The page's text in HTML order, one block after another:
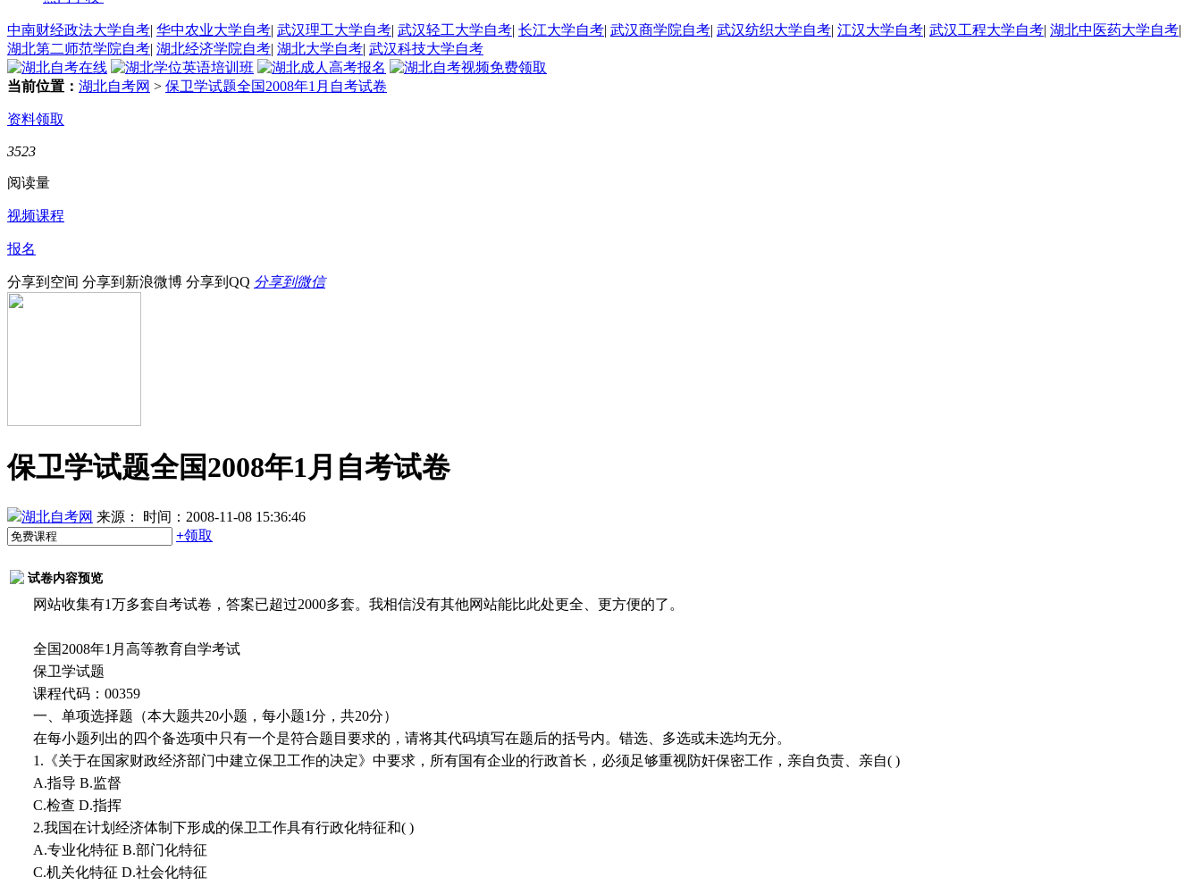
中南财经政法大学自考| 华中农业大学自考| 武汉理工大学自考| 武汉轻工大学自考| 长江大学自考| 武汉商学院自考| 武汉纺织大学自考| 江汉大学自考| 武汉工程大学自考| 湖北中医药大学自考|
湖北第二师范学院自考| 湖北经济学院自考| 湖北大学自考| 武汉科技大学自考
当前位置： 湖北自考网 > 保卫学试题全国2008年1月自考试卷
资料领取
3523
阅读量
视频课程
报名
分享到空间 分享到新浪微博 分享到QQ 分享到微信
保卫学试题全国2008年1月自考试卷
湖北自考网 来源：
时间：2008-11-08 15:36:46
+领取
试卷内容预览
网站收集有1万多套自考试卷，答案已超过2000多套。我相信没有其他网站能比此处更全、更方便的了。
全国2008年1月高等教育自学考试
保卫学试题
课程代码：00359
一、单项选择题（本大题共20小题，每小题1分，共20分）
在每小题列出的四个备选项中只有一个是符合题目要求的，请将其代码填写在题后的括号内。错选、多选或未选均无分。
1.《关于在国家财政经济部门中建立保卫工作的决定》中要求，所有国有企业的行政首长，必须足够重视防奸保密工作，亲自负责、亲自( )
A.指导 B.监督
C.检查 D.指挥
2.我国在计划经济体制下形成的保卫工作具有行政化特征和( )
A.专业化特征 B.部门化特征
C.机关化特征 D.社会化特征